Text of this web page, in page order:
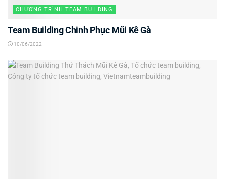
CHƯƠNG TRÌNH TEAM BUILDING
Team Building Chinh Phục Mũi Kê Gà
10/06/2022